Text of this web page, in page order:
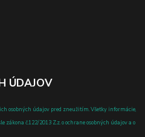
ÚDAJOV
osobných údajov pred zneužitím. Všetky informácie,
zákona č.122/2013 Z.z. o ochrane osobných údajov a o